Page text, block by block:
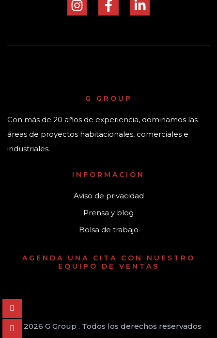
G GROUP
Con más de 20 años de experiencia, dominamos las
áreas de proyectos habitacionales, comerciales e
industriales.
INFORMACIÓN
Aviso de privacidad
Prensa y blog
Bolsa de trabajo
AGENDA UNA CITA CON NUESTRO
EQUIPO DE VENTAS
© 2026 G Group . Todos los derechos reservados